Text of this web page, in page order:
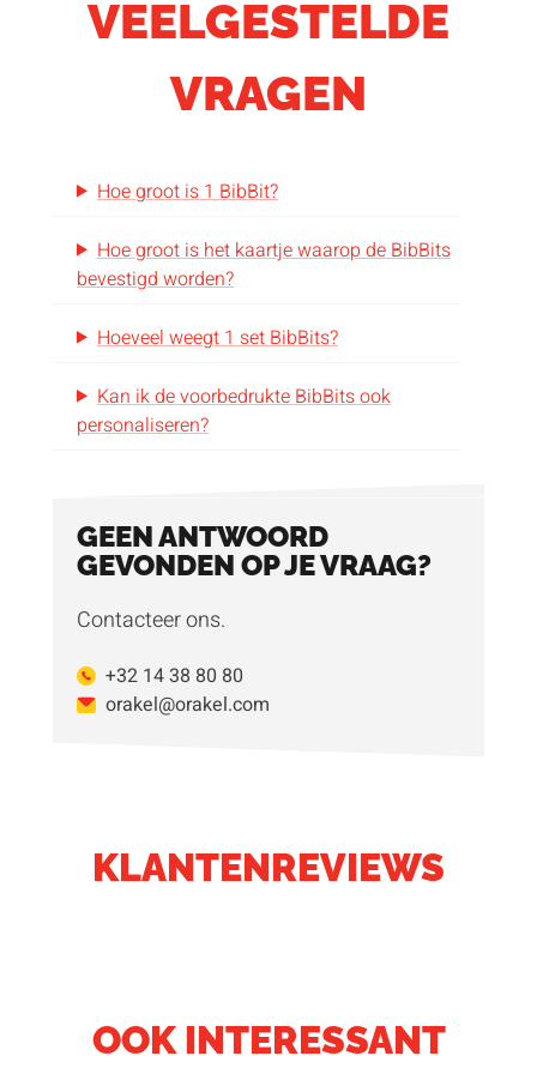
BibBits bedrukt in 1 kleurofBibBits bedrukt in
te bestellen. Hierbij is het mogelijk de
personaliseren met een eigen logo of ontwerp.
rugnummersvoor een volledig sportpakket op
VEELGESTELDE
VRAGEN
Hoe groot is 1 BibBit?
Hoe groot is het kaartje waarop de BibBits
bevestigd worden?
Hoeveel weegt 1 set BibBits?
Kan ik de voorbedrukte BibBits ook
personaliseren?
GEEN ANTWOORD
GEVONDEN OP JE VRAAG?
Contacteer ons.
+32 14 38 80 80
orakel@orakel.com
KLANTENREVIEWS
OOK INTERESSANT